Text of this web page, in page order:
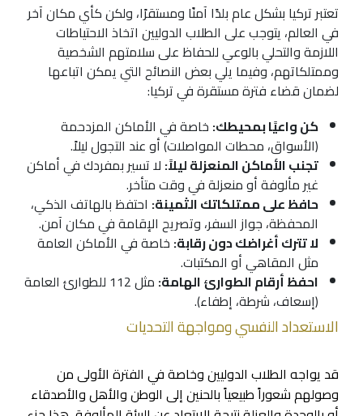
تعتبر تركيا بشكل عام بلدًا آمنًا ومستقرًا، ولكن كأي مكان آخر
في العالم، يتوجب على الطلاب الدوليين اتخاذ الاحتياطات
اللازمة والتحلي بالوعي للحفاظ على سلامتهم الشخصية
وممتلكاتهم، وفيما يلي بعض النصائح التي يمكن اتباعها
لضمان قضاء فترة مستقرة في تركيا:
كن واعيًا بمحيطك: خاصة في الأماكن المزدحمة
(الأسواق، محطات المواصلات) أو عند التجول ليلاً.
تجنب الأماكن المنعزلة ليلاً: لا تسير بمفردك في أماكن
غير مألوفة أو منعزلة في وقت متأخر.
حافظ على ممتلكاتك الثمينة: احتفظ بالهاتف الذكي،
المحفظة، جواز السفر، وتصريح الإقامة في مكان آمن.
لا تترك أغراضك دون رقابة: خاصة في الأماكن العامة
مثل المقاهي أو المكتبات.
احفظ أرقام الطوارئ الهامة:
مثل 112 للطوارئ العامة
(إسعاف، شرطة، إطفاء).
الاستعداد النفسي ومواجهة التحديات
قد يواجه الطلاب الدوليين وخاصة في الفترة الأولى من
وصولهم شعوراً طبيعياً بالحنين إلى الوطن والأهل والأصدقاء